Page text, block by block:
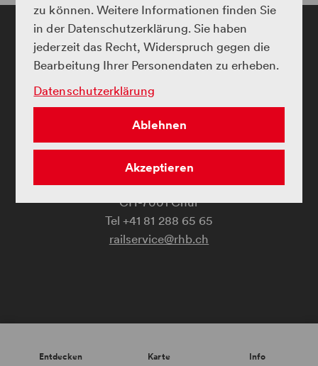
Entdecken Karte Info
dem gut ausgebauten Wanderweg in fünf Minuten zu
Fuss zur Aussichtplattform «Vista Hennings» gelangen.
c/o Rhätische Bahn AG
Bahnhofstrasse 25
CH-7001 Chur
railservice@rhb.ch
Copyright
zu können. Weitere Informationen finden Sie
in der Datenschutzerklärung. Sie haben
jederzeit das Recht, Widerspruch gegen die
Bearbeitung Ihrer Personendaten zu erheben.
Datenschutzerklärung
Ablehnen
Akzeptieren